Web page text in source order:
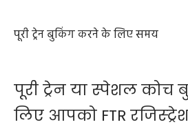
पूरी ट्रेन बुकिंग करने के लिए समय
पूरी ट्रेन या स्पेशल
लिए आपको FTR